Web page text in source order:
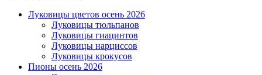
Луковицы цветов осень 2026
Луковицы тюльпанов
Луковицы гиацинтов
Луковицы нарциссов
Луковицы крокусов
Пионы осень 2026